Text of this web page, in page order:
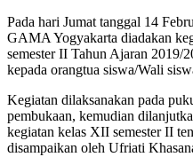
Pada hari Jumat tanggal 14
GAMA Yogyakarta diadakan
semester II Tahun Ajaran 2019/
kepada orangtua siswa/Wali
Kegiatan dilaksanakan pada
pembukaan, kemudian
kegiatan kelas XII semester II
disampaikan oleh Ufriati